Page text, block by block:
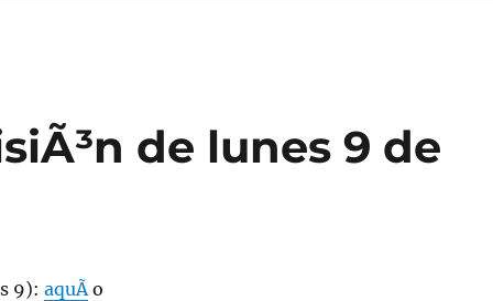
de lunes 9 de
9): aquÃ­o